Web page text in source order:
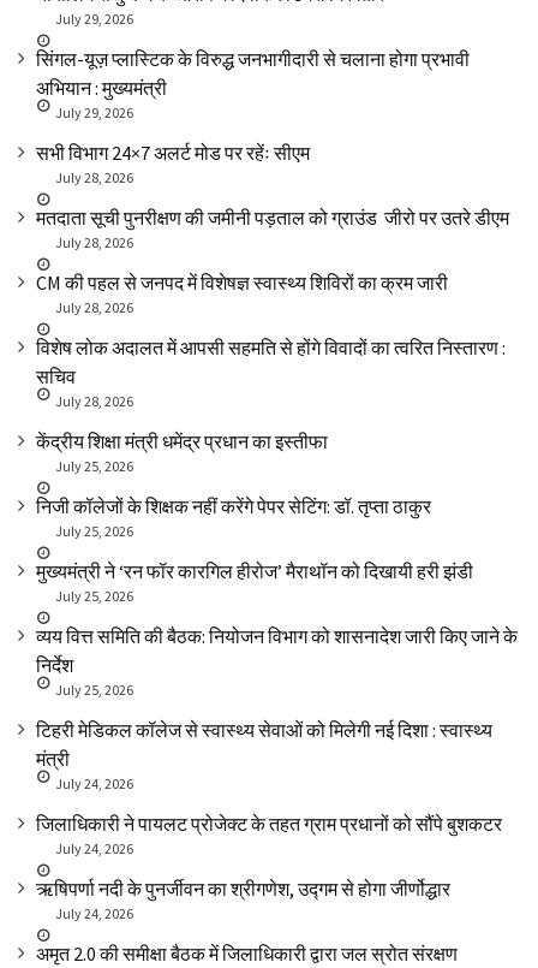
July 29, 2026
सिंगल-यूज़ प्लास्टिक के विरुद्ध जनभागीदारी से चलाना होगा प्रभावी
अभियान : मुख्यमंत्री
July 29, 2026
सभी विभाग 24×7 अलर्ट मोड पर रहेंः सीएम
July 28, 2026
मतदाता सूची पुनरीक्षण की जमीनी पड़ताल को ग्राउंड जीरो पर उतरे डीएम
July 28, 2026
CM की पहल से जनपद में विशेषज्ञ स्वास्थ्य शिविरों का क्रम जारी
July 28, 2026
विशेष लोक अदालत में आपसी सहमति से होंगे विवादों का त्वरित निस्तारण :
सचिव
July 28, 2026
केंद्रीय शिक्षा मंत्री धमेंद्र प्रधान का इस्तीफा
July 25, 2026
निजी कॉलेजों के शिक्षक नहीं करेंगे पेपर सेटिंग: डॉ. तृप्ता ठाकुर
July 25, 2026
मुख्यमंत्री ने ‘रन फॉर कारगिल हीरोज’ मैराथॉन को दिखायी हरी झंडी
July 25, 2026
व्यय वित्त समिति की बैठक: नियोजन विभाग को शासनादेश जारी किए जाने के
निर्देश
July 25, 2026
टिहरी मेडिकल कॉलेज से स्वास्थ्य सेवाओं को मिलेगी नई दिशा : स्वास्थ्य
मंत्री
July 24, 2026
जिलाधिकारी ने पायलट प्रोजेक्ट के तहत ग्राम प्रधानों को सौंपे बुशकटर
July 24, 2026
ऋषिपर्णा नदी के पुनर्जीवन का श्रीगणेश, उद्गम से होगा जीर्णोद्धार
July 24, 2026
अमृत 2.0 की समीक्षा बैठक में जिलाधिकारी द्वारा जल स्रोत संरक्षण